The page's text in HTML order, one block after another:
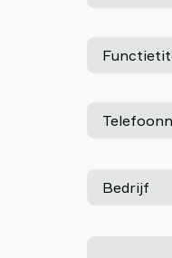
Bedrijf